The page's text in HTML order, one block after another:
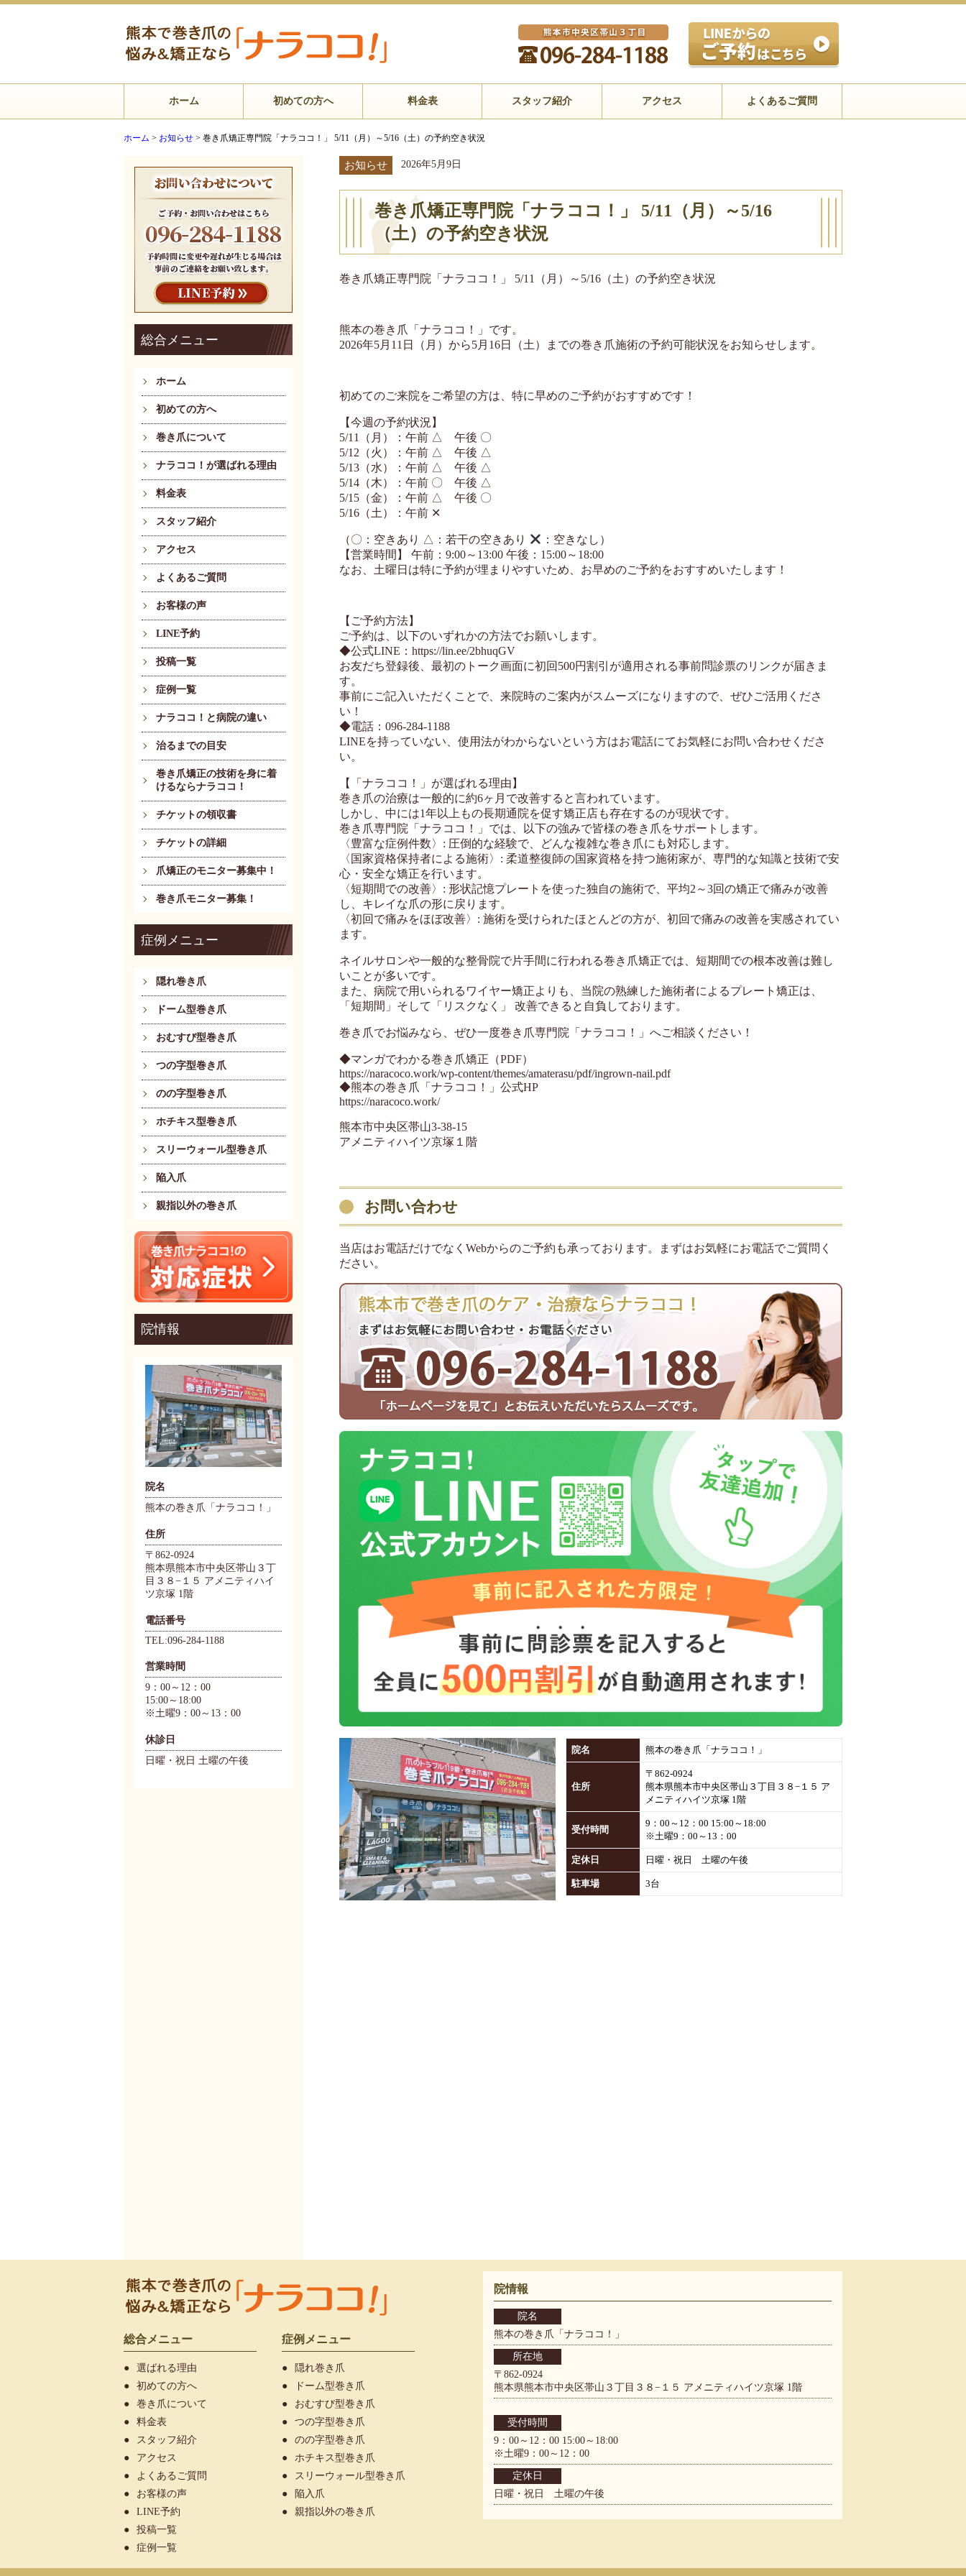
ホーム 初めての方へ 料金表 スタッフ紹介 アクセス よくあるご質問
ホーム > お知らせ > 巻き爪矯正専門院「ナラココ！」 5/11（月）～5/16（土）の予約空き状況
お知らせ 2026年5月9日
巻き爪矯正専門院「ナラココ！」 5/11（月）～5/16
（土）の予約空き状況
巻き爪矯正専門院「ナラココ！」 5/11（月）～5/16（土）の予約空き状況
熊本の巻き爪「ナラココ！」です。
2026年5月11日（月）から5月16日（土）までの巻き爪施術の予約可能状況をお知らせします。
初めてのご来院をご希望の方は、特に早めのご予約がおすすめです！
【今週の予約状況】
5/11（月）：午前 △ 午後 〇
5/12（火）：午前 △ 午後 △
5/13（水）：午前 △ 午後 △
5/14（木）：午前 〇 午後 △
5/15（金）：午前 △ 午後 〇
5/16（土）：午前 ✕
（〇：空きあり △：若干の空きあり
：空きなし）
【営業時間】 午前：9:00～13:00 午後：15:00～18:00
なお、土曜日は特に予約が埋まりやすいため、お早めのご予約をおすすめいたします！
【ご予約方法】
ご予約は、以下のいずれかの方法でお願いします。
◆公式LINE：https://lin.ee/2bhuqGV
お友だち登録後、最初のトーク画面に初回500円割引が適用される事前問診票のリンクが届きま
す。
事前にご記入いただくことで、来院時のご案内がスムーズになりますので、ぜひご活用くださ
い！
◆電話：096-284-1188
LINEを持っていない、使用法がわからないという方はお電話にてお気軽にお問い合わせくださ
い。
【「ナラココ！」が選ばれる理由】
巻き爪の治療は一般的に約6ヶ月で改善すると言われています。
しかし、中には1年以上もの長期通院を促す矯正店も存在するのが現状です。
巻き爪専門院「ナラココ！」では、以下の強みで皆様の巻き爪をサポートします。
〈豊富な症例件数〉: 圧倒的な経験で、どんな複雑な巻き爪にも対応します。
〈国家資格保持者による施術〉: 柔道整復師の国家資格を持つ施術家が、専門的な知識と技術で安
心・安全な矯正を行います。
〈短期間での改善〉: 形状記憶プレートを使った独自の施術で、平均2～3回の矯正で痛みが改善
し、キレイな爪の形に戻ります。
〈初回で痛みをほぼ改善〉: 施術を受けられたほとんどの方が、初回で痛みの改善を実感されてい
ます。
ネイルサロンや一般的な整骨院で片手間に行われる巻き爪矯正では、短期間での根本改善は難し
いことが多いです。
また、病院で用いられるワイヤー矯正よりも、当院の熟練した施術者によるプレート矯正は、
「短期間」そして「リスクなく」 改善できると自負しております。
巻き爪でお悩みなら、ぜひ一度巻き爪専門院「ナラココ！」へご相談ください！
◆マンガでわかる巻き爪矯正（PDF）
https://naracoco.work/wp-content/themes/amaterasu/pdf/ingrown-nail.pdf
◆熊本の巻き爪「ナラココ！」公式HP
https://naracoco.work/
熊本市中央区帯山3-38-15
アメニティハイツ京塚１階
お問い合わせ
当店はお電話だけでなくWebからのご予約も承っております。まずはお気軽にお電話でご質問く
ださい。
院名 熊本の巻き爪「ナラココ！」
住所
〒862-0924
熊本県熊本市中央区帯山３丁目３８−１５ ア
メニティハイツ京塚 1階
受付時間
9：00～12：00 15:00～18:00
※土曜9：00～13：00
定休日 日曜・祝日 土曜の午後
駐車場 3台
総合メニュー
ホーム
初めての方へ
巻き爪について
ナラココ！が選ばれる理由
料金表
スタッフ紹介
アクセス
よくあるご質問
お客様の声
LINE予約
投稿一覧
症例一覧
ナラココ！と病院の違い
治るまでの目安
巻き爪矯正の技術を身に着
けるならナラココ！
チケットの領収書
チケットの詳細
爪矯正のモニター募集中！
巻き爪モニター募集！
症例メニュー
隠れ巻き爪
ドーム型巻き爪
おむすび型巻き爪
つの字型巻き爪
のの字型巻き爪
ホチキス型巻き爪
スリーウォール型巻き爪
陥入爪
親指以外の巻き爪
院情報
院名
熊本の巻き爪「ナラココ！」
住所
〒862-0924
熊本県熊本市中央区帯山３丁
目３８−１５ アメニティハイ
ツ京塚 1階
電話番号
TEL:096-284-1188
営業時間
9：00～12：00
15:00～18:00
※土曜9：00～13：00
休診日
日曜・祝日 土曜の午後
ご希望のお問い合わせ方法を
お選びください
LINEでお問い合わせ
総合メニュー
選ばれる理由
初めての方へ
巻き爪について
料金表
スタッフ紹介
アクセス
よくあるご質問
お客様の声
LINE予約
投稿一覧
症例一覧
症例メニュー
隠れ巻き爪
ドーム型巻き爪
おむすび型巻き爪
つの字型巻き爪
のの字型巻き爪
ホチキス型巻き爪
スリーウォール型巻き爪
陥入爪
親指以外の巻き爪
院情報
院名
熊本の巻き爪「ナラココ！」
所在地
〒862-0924
熊本県熊本市中央区帯山３丁目３８−１５ アメニティハイツ京塚 1階
受付時間
9：00～12：00 15:00～18:00
※土曜9：00～12：00
定休日
日曜・祝日 土曜の午後